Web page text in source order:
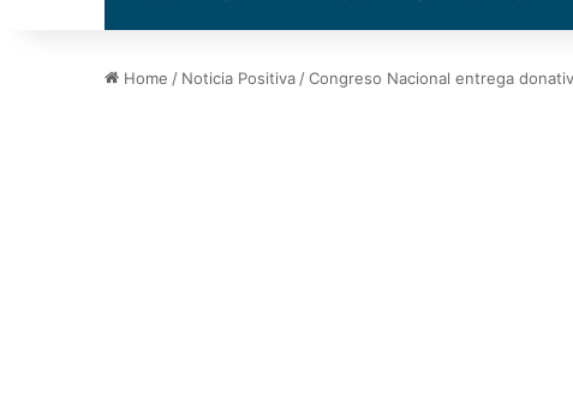
Home / Noticia Positiva /Congreso Nacional entrega